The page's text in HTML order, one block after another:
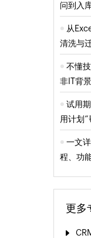
问到入
从
清洗与
不懂
非IT背
试用
用计划
一文
程、功
更多